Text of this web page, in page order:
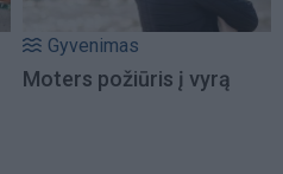
Gyvenimas
Moters požiūris į vyrą